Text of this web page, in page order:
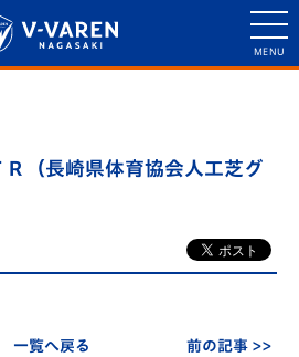
（長崎県体育協会人工芝グ
一覧へ戻る 前の記事 >>